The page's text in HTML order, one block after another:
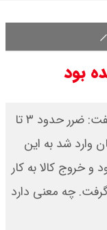
معاون وزیر ارتباطات و فناوری اطلاعات گفت: ضرر حدود ۳ تا
وارد شد به این
و خروج کالا به کار
چه معنی دارد